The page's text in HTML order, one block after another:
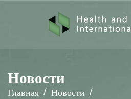
Новости
Главная / Новости /